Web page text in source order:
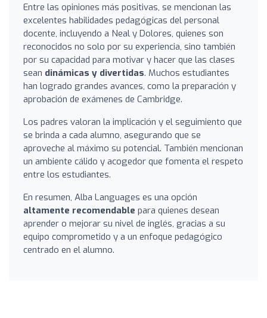
Entre las opiniones más positivas, se mencionan las
excelentes habilidades pedagógicas del personal
docente, incluyendo a Neal y Dolores, quienes son
reconocidos no solo por su experiencia, sino también
por su capacidad para motivar y hacer que las clases
sean dinámicas y divertidas. Muchos estudiantes
han logrado grandes avances, como la preparación y
aprobación de exámenes de Cambridge.
Los padres valoran la implicación y el seguimiento que
se brinda a cada alumno, asegurando que se
aproveche al máximo su potencial. También mencionan
un ambiente cálido y acogedor que fomenta el respeto
entre los estudiantes.
En resumen, Alba Languages es una opción
altamente recomendable para quienes desean
aprender o mejorar su nivel de inglés, gracias a su
equipo comprometido y a un enfoque pedagógico
centrado en el alumno.